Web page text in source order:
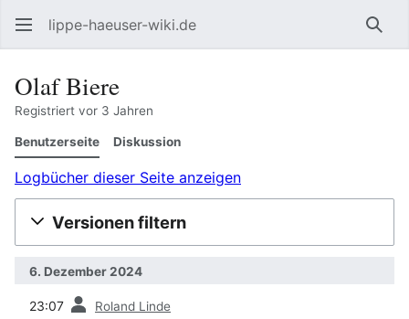
lippe-haeuser-wiki.de
Olaf Biere
Registriert vor 3 Jahren
Benutzerseite Diskussion
Logbücher dieser Seite anzeigen
Versionen filtern
6. Dezember 2024
23:07 Roland Linde